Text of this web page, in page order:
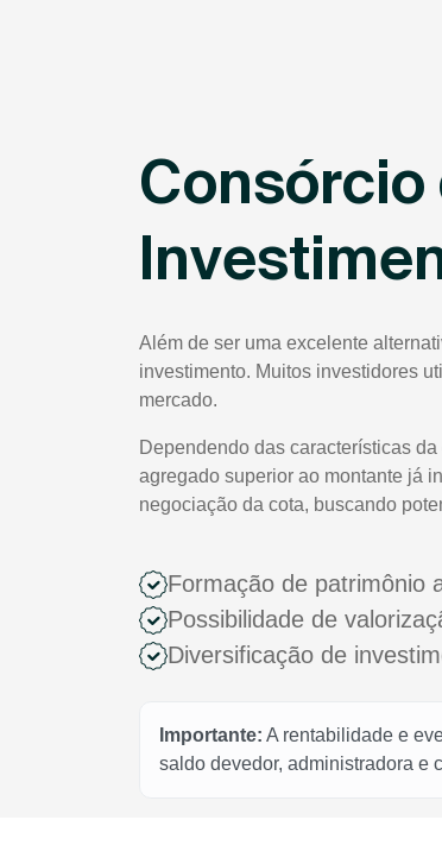
Consórcio
Além de ser uma excelente
investimento. Muitos investidores
mercado.
Dependendo das características
agregado superior ao montante já
negociação da cota, buscando
Formação de patrimônio
Possibilidade de
Diversificação de
Importante: A rentabilidade e
saldo devedor, administradora e